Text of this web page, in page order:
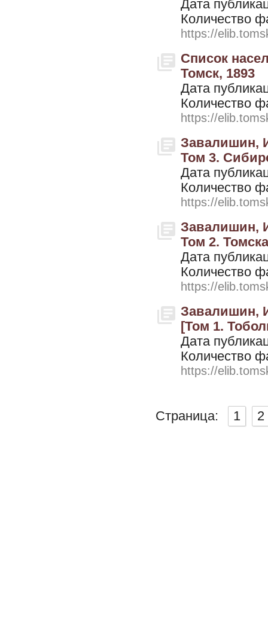
Дата
Количество
https://
Список
Томск, 1893
Дата
Количество
https://
Завалишин,
Том 3.
Дата
Количество
https://
Завалишин,
Том 2.
Дата
Количество
https://
Завалишин,
[Том 1.
Дата
Количество
https://
Страница: 1 2